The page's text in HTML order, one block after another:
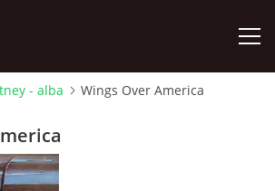
- alba Wings Over America